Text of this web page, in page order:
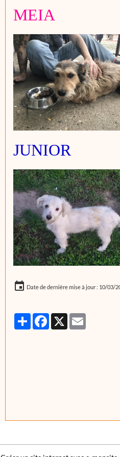
MEIA
JUNIOR
Date de dernière mise à jour : 10/03/
PartagerFacebook
X